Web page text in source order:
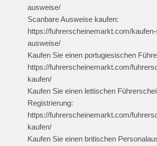
ausweise/
Scanbare Ausweise kaufen:
https://fuhrerscheinemarkt.com/
ausweise/
Kaufen Sie einen portugiesischen
https://fuhrerscheinemarkt.com/
kaufen/
Kaufen Sie einen lettischen
Registrierung:
https://fuhrerscheinemarkt.com/
kaufen/
Kaufen Sie einen britischen